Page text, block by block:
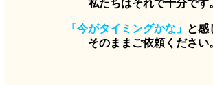
私たちはそれで十分です
「今がタイミングかな」 と感
そのままご依頼ください